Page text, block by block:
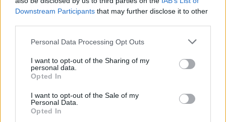
Downstream Participants that may further disclose it to other
Please note that this website/app uses one or more Google
not limited to your visit or usage behaviour. You may click to
grant or deny consent to Google and its third-party tags to
use your data for below specified purposes in below Google
consent section.
Personal Data Processing Opt Outs
I want to opt-out of the Sharing of my
personal data.
Opted In
I want to opt-out of the Sale of my
Personal Data.
Opted In
σοβάδες είναι σάπιοι και όταν βρέχει, το νερό
βρίσκονται στο σχολείο.
Στις 10 Ιανουαρίου 2025 έγινε γνωστό ότι
αποτέλεσμα να τραυματιστεί ένας
εκπαιδευτικός.